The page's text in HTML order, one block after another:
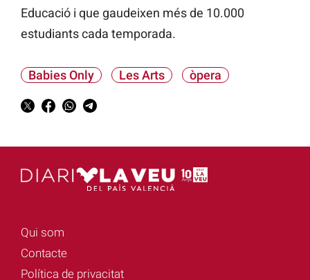
Educació i que gaudeixen més de 10.000
estudiants cada temporada.
Babies Only Les Arts òpera
Qui som
Contacte
Política de privacitat